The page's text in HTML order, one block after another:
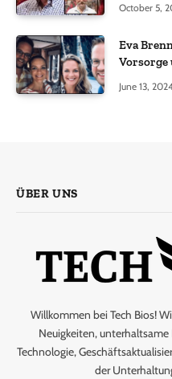
October 5,
Eva
Vorsorge
June 13,
ÜBER UNS
Willkommen bei Tech Bios!
Neuigkeiten,
Technologie,
der